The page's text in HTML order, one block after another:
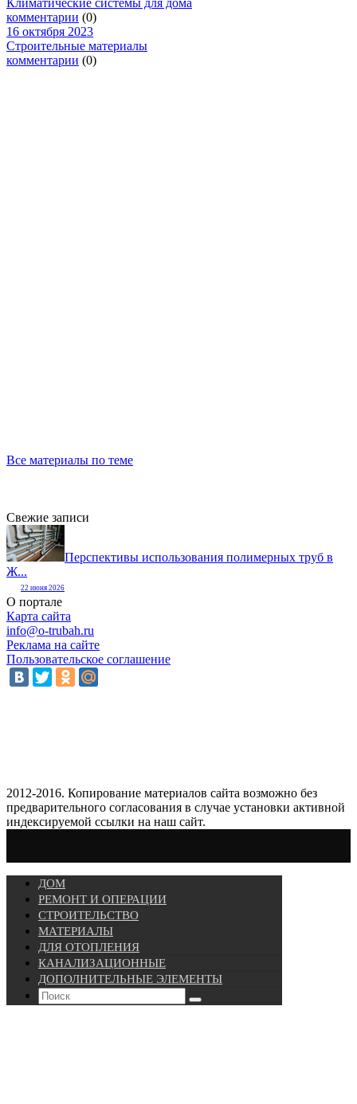
комментарии (0)
16 октября 2023
Строительные материалы
комментарии (0)
Все материалы по теме
Свежие записи
Перспективы использования полимерных труб в
Ж...
22 июня 2026
О портале
Карта сайта
info@o-trubah.ru
Реклама на сайте
Пользовательское соглашение
2012-2016. Копирование материалов сайта возможно без
предварительного согласования в случае установки активной
индексируемой ссылки на наш сайт.
ДОМ
РЕМОНТ И ОПЕРАЦИИ
СТРОИТЕЛЬСТВО
МАТЕРИАЛЫ
ДЛЯ ОТОПЛЕНИЯ
КАНАЛИЗАЦИОННЫЕ
ДОПОЛНИТЕЛЬНЫЕ ЭЛЕМЕНТЫ